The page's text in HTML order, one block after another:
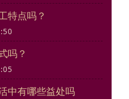
特点吗？
吗？
中有哪些益处吗